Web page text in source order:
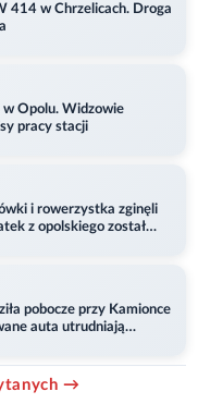
414 w Chrzelicach. Droga
Opolu. Widzowie
pracy stacji
i rowerzystka zginęli
z opolskiego został
pobocze przy Kamionce
auta utrudniają
→